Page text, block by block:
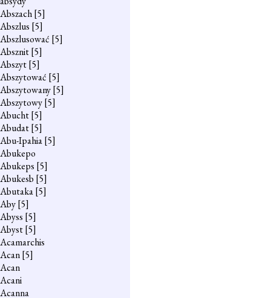
Abszach[5]
Abszlus [5]
Abszlusować [5]
Absznit[5]
Abszyt[5]
Abszytować [5]
Abszytowany[5]
Abszytowy[5]
Abucht[5]
Abudat[5]
Abu-Ipahia[5]
Abukepo
Abukeps [5]
Abukesb [5]
Abutaka[5]
Aby[5]
Abyss [5]
Abyst[5]
Acamarchis
Acan[5]
Acan
Acani
Acanna